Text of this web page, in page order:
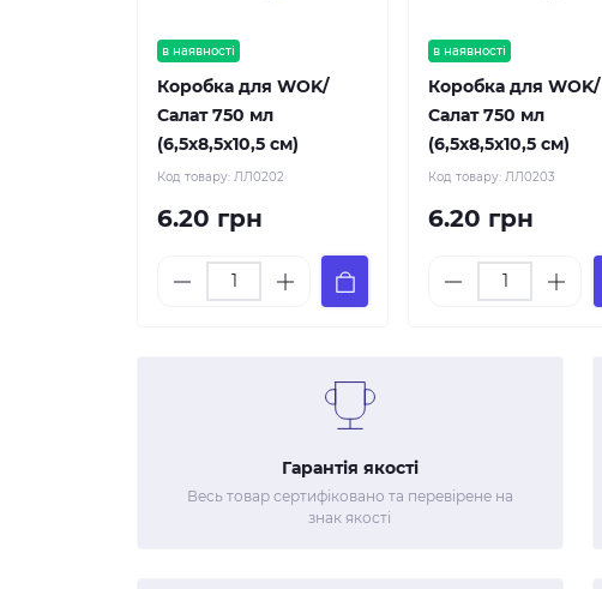
в наявності
Коробка для WOK/
Салат 750 мл
(6,5х8,5х10,5 см)
Код товару: ЛЛ0202
6.20 грн
в наявності
Коробка для WOK/
Салат 750 мл
(6,5х8,5х10,5 см)
Код товару:ЛЛ0203
6.20 грн
Гарантія якості
Весь товар сертифіковано та перевірене на
знак якості